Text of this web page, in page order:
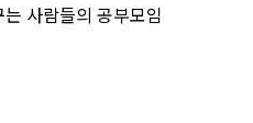
사람들의 공부모임